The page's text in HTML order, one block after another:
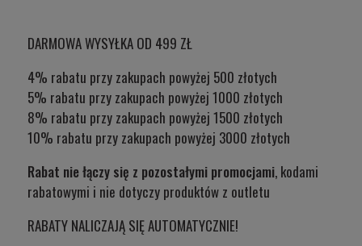
DARMOWA WYSYŁKA OD 499 ZŁ
4% rabatu przy zakupach powyżej 500 złotych
5% rabatu przy zakupach powyżej 1000 złotych
8% rabatu przy zakupach powyżej 1500 złotych
10% rabatu przy zakupach powyżej 3000 złotych
Rabat nie łączy się z pozostałymi promocjami, kodami
rabatowymi i nie dotyczy produktów z outletu
RABATY NALICZAJĄ SIĘ AUTOMATYCZNIE!